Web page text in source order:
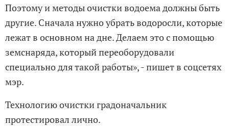
Поэтому и методы очистки водоема должны быть
другие. Сначала нужно убрать водоросли, которые
лежат в основном на дне. Делаем это с помощью
земснаряда, который переоборудовали
специально для такой работы», - пишет в соцсетях
мэр.
Технологию очистки градоначальник
протестировал лично.